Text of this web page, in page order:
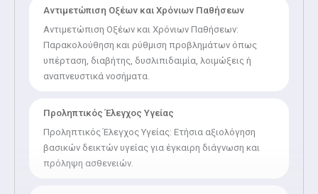
Αντιμετώπιση Οξέων και Χρόνιων Παθήσεων
Αντιμετώπιση Οξέων και Χρόνιων Παθήσεων:
Παρακολούθηση και ρύθμιση προβλημάτων όπως
υπέρταση, διαβήτης, δυσλιπιδαιμία, λοιμώξεις ή
αναπνευστικά νοσήματα.
Προληπτικός Έλεγχος Υγείας
Προληπτικός Έλεγχος Υγείας: Ετήσια αξιολόγηση
βασικών δεικτών υγείας για έγκαιρη διάγνωση και
πρόληψη ασθενειών.